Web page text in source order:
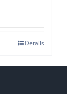
Details